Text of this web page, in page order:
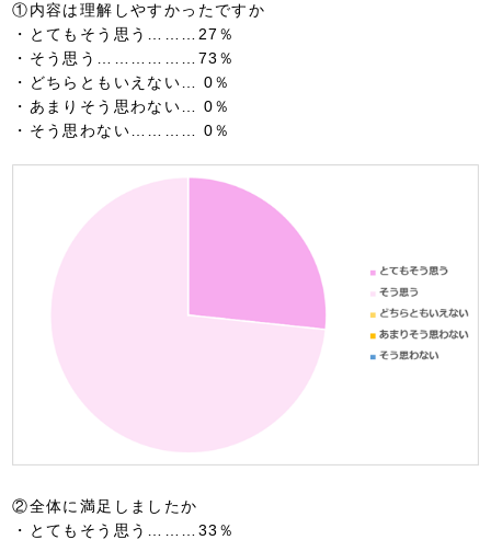
①内容は理解しやすかったですか
・とてもそう思う………27％
・そう思う………………73％
・どちらともいえない… 0％
・あまりそう思わない… 0％
・そう思わない………… 0％
②全体に満足しましたか
・とてもそう思う………33％